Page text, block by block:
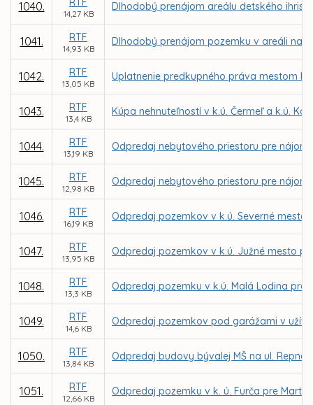
1040.
14,27 KB
Dlhodobý prenájom areálu detského
1041. RTF
14,93 KB
Dlhodobý prenájom pozemku v areáli na
1042. RTF
13,05 KB
Uplatnenie predkupného práva mestom
1043. RTF
13,4 KB
Kúpa nehnuteľností v k.ú. Čermeľ a k.ú.
1044. RTF
13,19 KB
Odpredaj nebytového priestoru pre
1045. RTF
12,98 KB
Odpredaj nebytového priestoru pre
1046. RTF
16,19 KB
Odpredaj pozemkov v k.ú. Severné
1047. RTF
13,95 KB
Odpredaj pozemkov v k.ú. Južné mesto
1048. RTF
13,3 KB
Odpredaj pozemku v k.ú. Malá Lodina pre
1049. RTF
14,6 KB
Odpredaj pozemkov pod garážami v
1050. RTF
13,84 KB
Odpredaj budovy bývalej MŠ na ul. Repná
1051. RTF
12,66 KB
Odpredaj pozemku v k. ú. Furča pre